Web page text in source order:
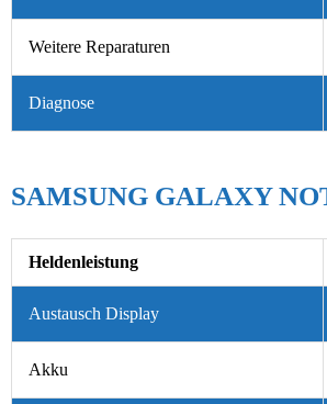
Weitere Reparaturen
Diagnose
SAMSUNG GALAXY
Heldenleistung
Austausch Display
Akku